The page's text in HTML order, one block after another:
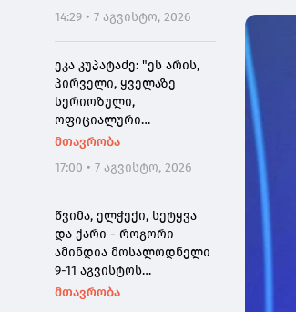
"კახა, არ მიმატოვო,
გეხვეწები" - ვიდეოს
დადებას ვაპირებდით
ორშაბათისთვის. რადგან
"გაჟონა", ამიტომ დღეს
მომიწია
14:29 • 7 აგვისტო, 2026
ეკა კუპატაძე: "ეს არის,
პირველი, ყველაზე
სერიოზული,
ოფიციალური
განცხადება ჩემგან ამ 10
კიდევ ერთხელ გთხოვთ,
დამეხმარეთ
გაზიარებაში"
მთავრობა
17:00 • 7 აგვისტო, 2026
წვიმა, ელჭექი, სეტყვა
და ქარი - როგორი
ამინდია მოსალოდნელი
9-11 აგვისტოს
საქართველოში
მთავრობა